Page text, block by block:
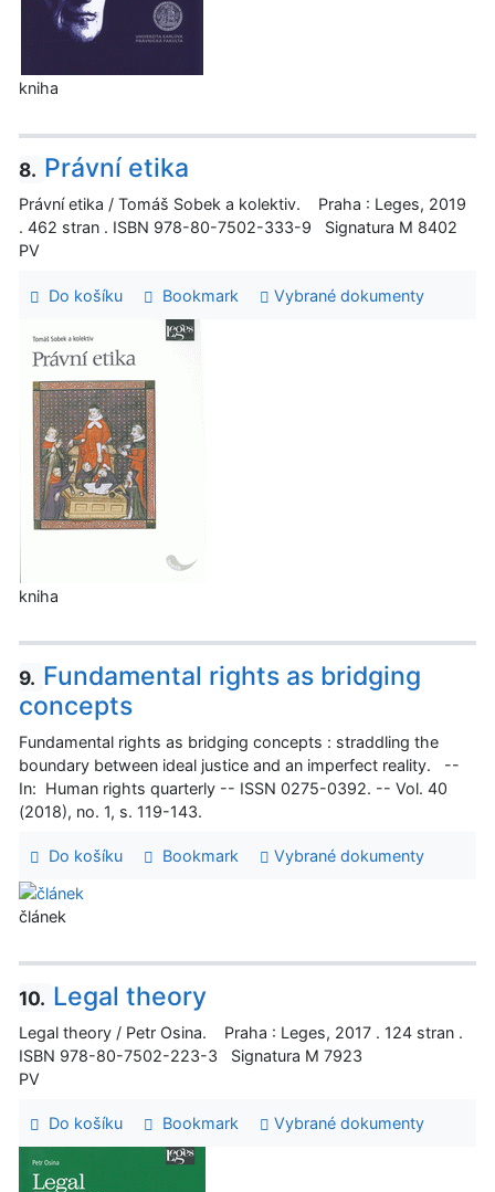
kniha
8. Právní etika
Právní etika / Tomáš Sobek a kolektiv. Praha : Leges, 2019
. 462 stran . ISBN 978-80-7502-333-9 Signatura M 8402
PV
Do košíku Bookmark Vybrané dokumenty
kniha
9. Fundamental rights as bridging
concepts
Fundamental rights as bridging concepts : straddling the
boundary between ideal justice and an imperfect reality. --
In: Human rights quarterly -- ISSN 0275-0392. -- Vol. 40
(2018), no. 1, s. 119-143.
Do košíku Bookmark Vybrané dokumenty
článek
10. Legal theory
Legal theory / Petr Osina. Praha : Leges, 2017 . 124 stran .
ISBN 978-80-7502-223-3 Signatura M 7923
PV
Do košíku Bookmark Vybrané dokumenty